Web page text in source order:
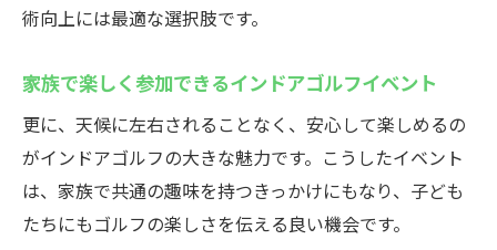
厚木市でのインドアゴルフレッスンの指導
インストラクターのアドバイスで技術が向
上
厚木市のゴルフ愛好者に人気の個別指導
インドアゴルフレッスンでのカスタマイズ
指導の利点
術向上には最適な選択肢です。
家族で楽しく参加できるインドアゴルフイベント
更に、天候に左右されることなく、安心して楽しめるの
がインドアゴルフの大きな魅力です。こうしたイベント
は、家族で共通の趣味を持つきっかけにもなり、子ども
たちにもゴルフの楽しさを伝える良い機会です。